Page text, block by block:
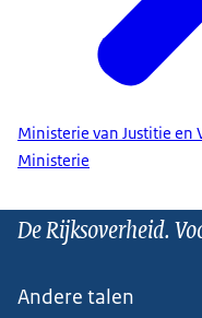
Ministerie van Justitie en
Ministerie
De Rijksoverheid.
Andere talen